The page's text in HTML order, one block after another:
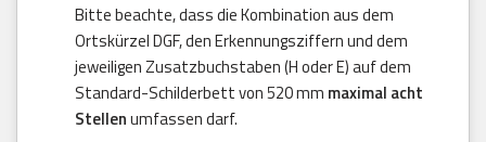
Bitte beachte, dass die Kombination aus dem
Ortskürzel DGF, den Erkennungsziffern und dem
jeweiligen Zusatzbuchstaben (H oder E) auf dem
Standard-Schilderbett von 520 mm maximal acht
Stellenumfassen darf.